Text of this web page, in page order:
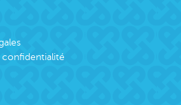
confidentialité